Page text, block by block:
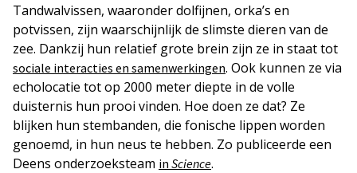
Tandwalvissen, waaronder dolfijnen, orka’s en
potvissen, zijn waarschijnlijk de slimste dieren van de
zee. Dankzij hun relatief grote brein zijn ze in staat tot
sociale interacties en samenwerkingen. Ook kunnen ze via
echolocatie tot op 2000 meter diepte in de volle
duisternis hun prooi vinden. Hoe doen ze dat? Ze
blijken hun stembanden, die fonische lippen worden
genoemd, in hun neus te hebben. Zo publiceerde een
Deens onderzoeksteam in Science.